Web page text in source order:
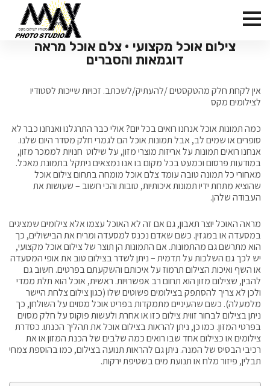
צילום אוכל מקצועי • צלם אוכל מראה
דוגמאות והסברים
אין לקחת חלק מהטקסטים /להעתיק/לשכתב. זכויות שייכות לסטודיו
לצילומים מקס
כמה תמונות אוכל אנחנו רואים בכל יום? אולי כבר התרגלנו ואנחנו כבר לא
סופרים או שמים לב, אבל תמונות אוכל הם לגמרי חלק מסדר היום שלנו.
אנחנו רואים תמונות על אריזות מוצרי מזון, על שילוט חנויות לממכר מזון,
במודעות פרסום וכמעט בכל מקום בו אנו נמצאים ניתקל בתמונת מאכל.
מאחורי כל תמונה טובה עומד צלם אוכל מומחה בתחום צילום אוכל
שהוציא מתחת ידיו תמונות איכותיות, טובות והכי חשוב – שעושות את
העבודה שלהן.
מראה האוכל יוצר תאבון, גם אם זה לא האוכל עצמו אלא צילומים שמציגים
במסעדה או במגזין. כשם שאדם נכנס למסעדה ומריח את הבישולים, כך
הוא מתרשם גם מהתמונות. אם התמונות הן תוצר של צילום אוכל מקצועי,
יש לכך גם השלכות על תדמית – ניתן לשדר בצילום טוב את אופי המסעדה
או השף ואיכות הצילום תרמוז על איכותם והשקעתם בפרטים. חשוב גם
להבין, שצילום מזון הוא תחום רב אפשרויות. ראשית, אוכל הוא תלת ממדי
ולכן לא צריך להסתפק בצילומים פשוטים שלו (כגון צילום צלחת היישר
מלמעלה). כשם שהעיניים מתמקדות בפריט אוכל מסוים על השולחן, כך
ניתן בצילום לבחור זווית צילום כזו או אחרת ולעשות פוקוס על חלק מסוים
בפרטי המזון. כמו כן, ניתן להראות בצילום אוכל את תהליך הכנתו. כסדרת
צילומים או כצילום אחד שבו רואים כמה שלבים של הכנת המזון או את
רכיבי הבסיס של המנה. ניתן גם להראות תנועה בצילום, כמו בהוספת צמחי
תבלין, פיזור מלח או תנועת מים בשטיפת ירקות.